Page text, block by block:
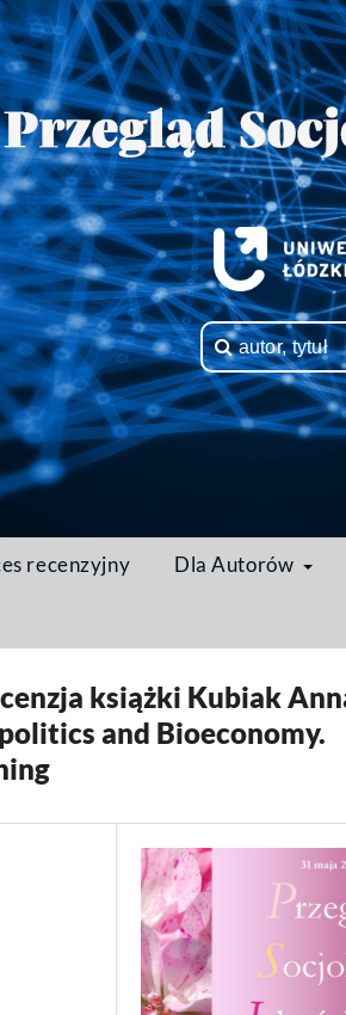
recenzyjny Dla Autorów
książki Kubiak
and Bioeconomy.